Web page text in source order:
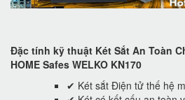
Đặc tính kỹ thuật Két Sắt An Toàn
HOME Safes WELKO KN170
✔ Két sắt Điện tử thế hệ